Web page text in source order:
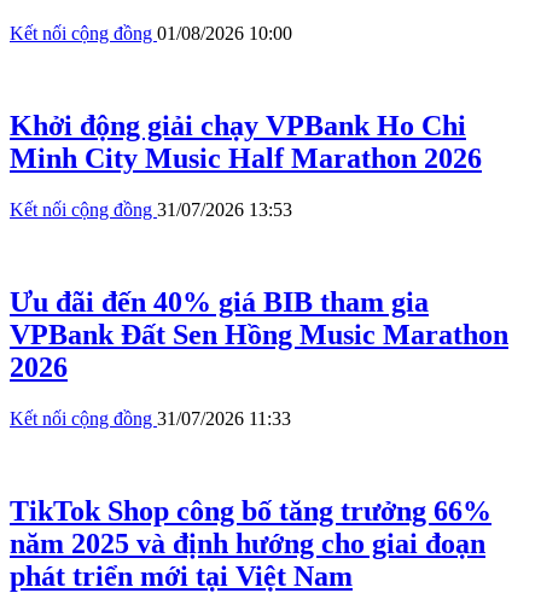
Kết nối cộng đồng 01/08/2026 10:00
Khởi động giải chạy VPBank Ho Chi
Minh City Music Half Marathon 2026
Kết nối cộng đồng 31/07/2026 13:53
Ưu đãi đến 40% giá BIB tham gia
VPBank Đất Sen Hồng Music Marathon
2026
Kết nối cộng đồng 31/07/2026 11:33
TikTok Shop công bố tăng trưởng 66%
năm 2025 và định hướng cho giai đoạn
phát triển mới tại Việt Nam